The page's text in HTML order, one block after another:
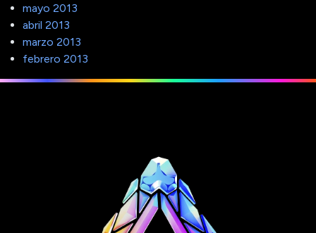
mayo 2013
abril 2013
marzo 2013
febrero 2013